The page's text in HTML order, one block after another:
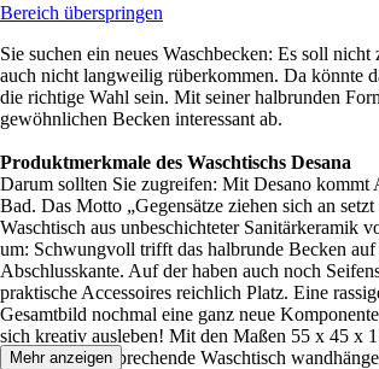
Bereich überspringen
Sie suchen ein neues Waschbecken: Es soll nicht
auch nicht langweilig rüberkommen. Da könnte
die richtige Wahl sein. Mit seiner halbrunden
gewöhnlichen Becken interessant ab.
Produktmerkmale des Waschtischs Desana
Darum sollten Sie zugreifen: Mit Desano kommt
Bad. Das Motto „Gegensätze ziehen sich an
Waschtisch aus unbeschichteter Sanitärkeramik
um: Schwungvoll trifft das halbrunde Becken
Abschlusskante. Auf der haben auch noch
praktische Accessoires reichlich Platz. Eine
Gesamtbild nochmal eine ganz neue
sich kreativ ausleben! Mit den Maßen 55 x 45 x
passt dieser ansprechende Waschtisch
Mehr anzeigen